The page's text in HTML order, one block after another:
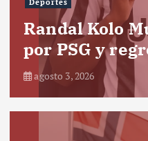
Deportes
Randal Kolo
por PSG y
agosto 3, 2026